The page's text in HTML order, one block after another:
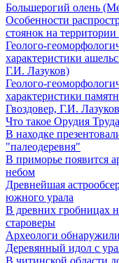
Большерогий олень
Особенности
стоянок на
Геолого-
характеристики
Г.И. Лазуков)
Геолого-
характеристики
Гвоздовер, Г.И.
Что такое Орудия
В находке
"палеодеревня"
В приморье появится
небом
Древнейшая
южного урала
В древних гробницах
староверы
Археологи
Деревянный идол с
В читинской области